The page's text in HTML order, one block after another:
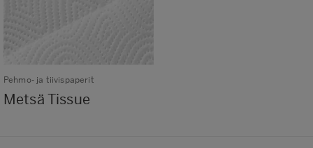
Pehmo- ja tiivispaperit
Metsä Tissue